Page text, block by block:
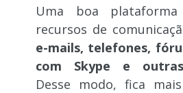
Uma boa
recursos de
e-mails, telefones,
com Skype e
Desse modo, fica